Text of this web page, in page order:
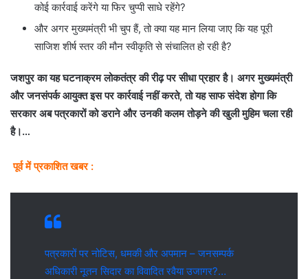
कोई कार्रवाई करेंगे या फिर चुप्पी साधे रहेंगे?
और अगर मुख्यमंत्री भी चुप हैं, तो क्या यह मान लिया जाए कि यह पूरी
साजिश शीर्ष स्तर की मौन स्वीकृति से संचालित हो रही है?
जशपुर का यह घटनाक्रम लोकतंत्र की रीढ़ पर सीधा प्रहार है। अगर मुख्यमंत्री
और जनसंपर्क आयुक्त इस पर कार्रवाई नहीं करते, तो यह साफ संदेश होगा कि
सरकार अब पत्रकारों को डराने और उनकी कलम तोड़ने की खुली मुहिम चला रही
है।…
पूर्व में प्रकाशित खबर :
पत्रकारों पर नोटिस, धमकी और अपमान – जनसम्पर्क
अधिकारी नूतन सिदार का विवादित रवैया उजागर?…